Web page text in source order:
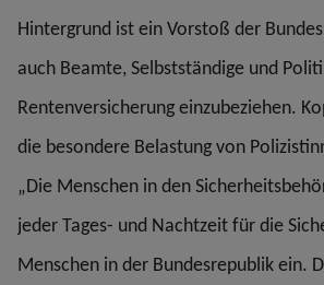
Hintergrund ist ein Vorstoß der
auch Beamte, Selbstständige und
Rentenversicherung einzubeziehen.
die besondere Belastung von
„Die Menschen in den
jeder Tages- und Nachtzeit für die
Menschen in der Bundesrepublik ein.